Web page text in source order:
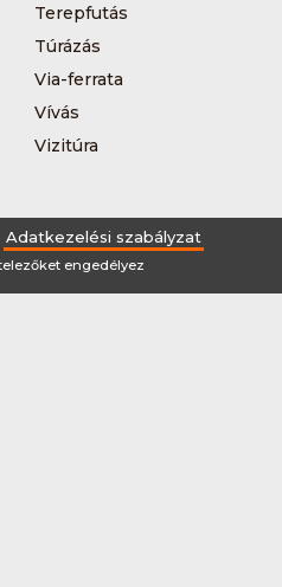
Terepfutás
Túrázás
Via-ferrata
Vívás
Vizitúra
Adatkezelési szabályzat
engedélyez